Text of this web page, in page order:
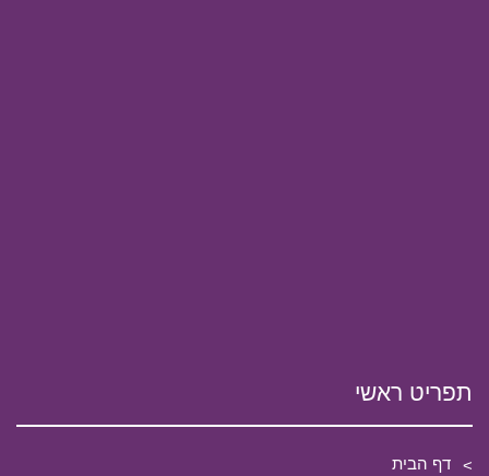
תפריט ראשי
דף הבית